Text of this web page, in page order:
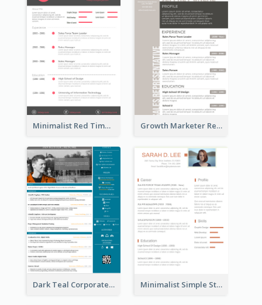
Minimalist Red Timeline Sales Marketing Resume Growth Marketer Resume
Dark Teal Corporate Resume Minimalist Simple Student Resume